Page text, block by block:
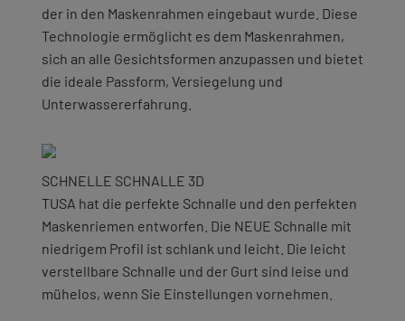
der in den Maskenrahmen eingebaut wurde. Diese
Technologie ermöglicht es dem Maskenrahmen,
sich an alle Gesichtsformen anzupassen und bietet
die ideale Passform, Versiegelung und
Unterwassererfahrung.
SCHNELLE SCHNALLE 3D
TUSA hat die perfekte Schnalle und den perfekten
Maskenriemen entworfen. Die NEUE Schnalle mit
niedrigem Profil ist schlank und leicht. Die leicht
verstellbare Schnalle und der Gurt sind leise und
mühelos, wenn Sie Einstellungen vornehmen.